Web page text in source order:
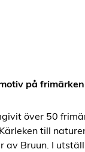
på
över 50
till
Bruun. I